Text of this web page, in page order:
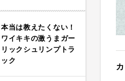
FOOD
本当は教えたくない！
ワイキキの激うまガー
リックシュリンプトラ
ック